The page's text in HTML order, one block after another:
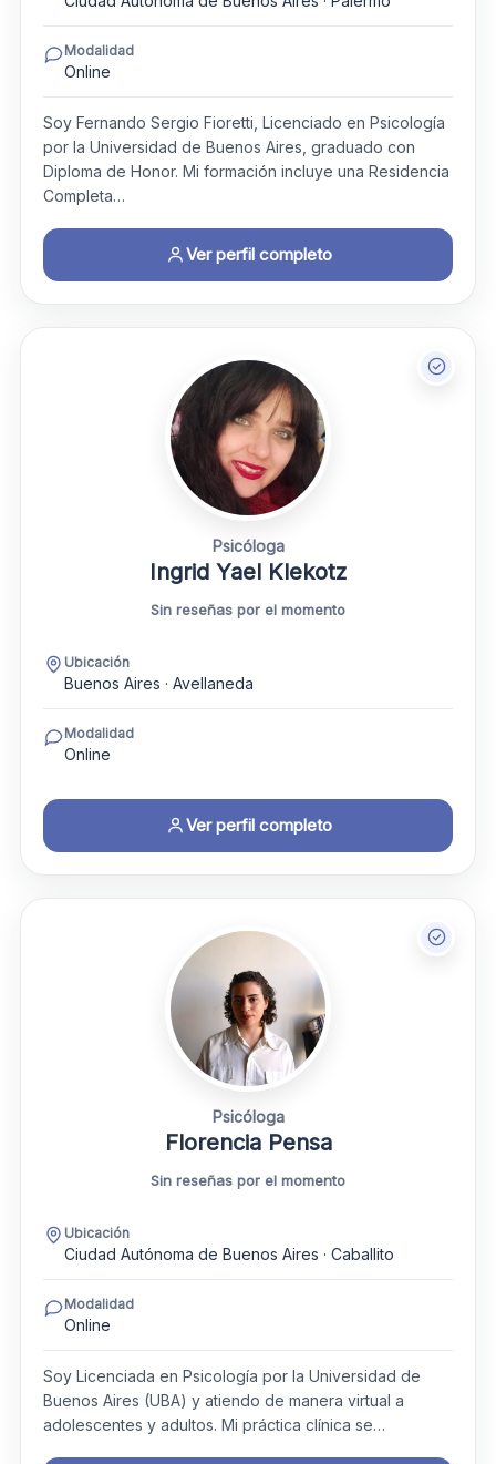
Modalidad
Online
Soy Fernando Sergio Fioretti, Licenciado en Psicología
por la Universidad de Buenos Aires, graduado con
Diploma de Honor. Mi formación incluye una Residencia
Completa…
Ver perfil completo
Psicóloga
Ingrid Yael Klekotz
Sin reseñas por el momento
Ubicación
Buenos Aires · Avellaneda
Modalidad
Online
Ver perfil completo
Psicóloga
Florencia Pensa
Sin reseñas por el momento
Ubicación
Ciudad Autónoma de Buenos Aires · Caballito
Modalidad
Online
Soy Licenciada en Psicología por la Universidad de
Buenos Aires (UBA) y atiendo de manera virtual a
adolescentes y adultos. Mi práctica clínica se…